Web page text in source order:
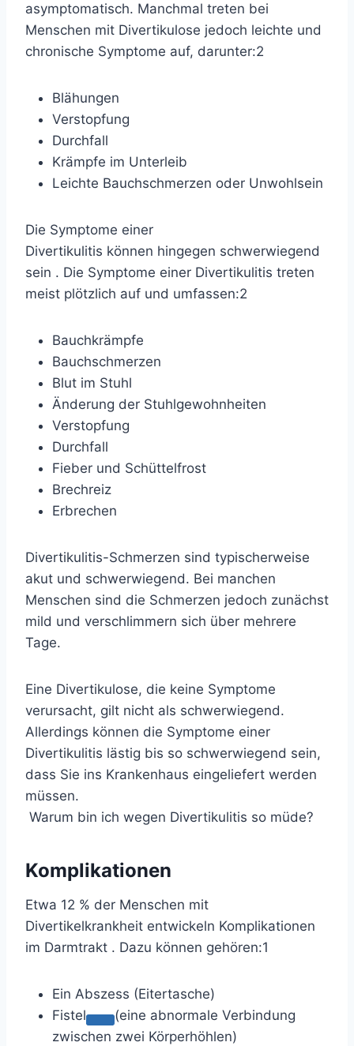
asymptomatisch. Manchmal treten bei
Menschen mit Divertikulose jedoch leichte und
chronische Symptome auf, darunter:2
Blähungen
Verstopfung
Durchfall
Krämpfe im Unterleib
Leichte Bauchschmerzen oder Unwohlsein
Die Symptome einer
Divertikulitis können hingegen schwerwiegend
sein . Die Symptome einer Divertikulitis treten
meist plötzlich auf und umfassen:2
Bauchkrämpfe
Bauchschmerzen
Blut im Stuhl
Änderung der Stuhlgewohnheiten
Verstopfung
Durchfall
Fieber und Schüttelfrost
Brechreiz
Erbrechen
Divertikulitis-Schmerzen sind typischerweise
akut und schwerwiegend. Bei manchen
Menschen sind die Schmerzen jedoch zunächst
mild und verschlimmern sich über mehrere
Tage.
Eine Divertikulose, die keine Symptome
verursacht, gilt nicht als schwerwiegend.
Allerdings können die Symptome einer
Divertikulitis lästig bis so schwerwiegend sein,
dass Sie ins Krankenhaus eingeliefert werden
müssen.
Warum bin ich wegen Divertikulitis so müde?
Komplikationen
Etwa 12 % der Menschen mit
Divertikelkrankheit entwickeln Komplikationen
im Darmtrakt . Dazu können gehören:1
Ein Abszess (Eitertasche)
Fistel
(eine abnormale Verbindung
zwischen zwei Körperhöhlen)